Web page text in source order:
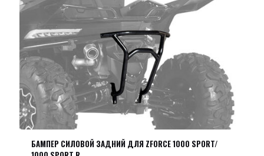
БАМПЕР СИЛОВОЙ ЗАДНИЙ ДЛЯ ZFORCE 1000 SPORT/